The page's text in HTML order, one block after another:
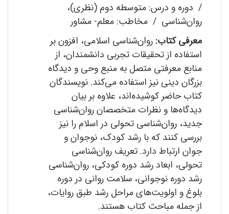
/ دوره و درس: متوسطه دوم (نظری)،
روان‌شناسی / مخاطب: معلم- مشاور
معرفی کتاب: روان‌شناسی اسلامی، افزون بر
استفاده از تحقیقات تجربی دانشمندان، از
منابع معرفتی متصل به منبع وحی و دیدگاه
بزرگان دینی نیز استفاده می‌کند. نویسندگان
کتاب حاضر کوشیده‌اند، علاوه بر بیان
دیدگاه‌ها و نظرات متخصصان روان‌شناسی
جدید، روان‌شناسی تحولی در اسلام را نیز
بررسی کنند که با رشد کودک، نوجوان و
جوان ارتباط دارد. تعریف روان‌شناسی
تحولی، ابعاد رشد دوره کودکی، روان‌شناسی
رشد دوره نوجوانی، سلامت روانی در دوره
بلوغ و اولویت‌های مراحل رشد طبق روایات،
از جمله مباحث کتاب هستند.